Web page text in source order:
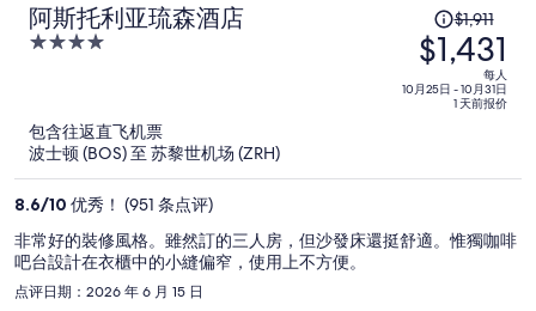
阿斯托利亚琉森酒店
4
5
原
价
为
每
现
每
$1,911
$1,431
每人
10月25日 - 10月31日
1 天前报价
包含往返直飞机票
波士顿 (BOS) 至 苏黎世机场 (ZRH)
8.6/10 优秀！ (951 条点评)
非常好的裝修風格。雖然訂的三人房，但沙發床還挺舒適。惟獨咖啡
吧台設計在衣櫃中的小縫偏窄，使用上不方便。
点评日期：2026 年 6 月 15 日